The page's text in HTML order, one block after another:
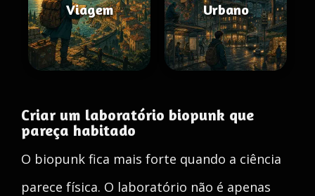
Viagem Urbano
Criar um laboratório biopunk que
pareça habitado
O biopunk fica mais forte quando a ciência
parece física. O laboratório não é apenas